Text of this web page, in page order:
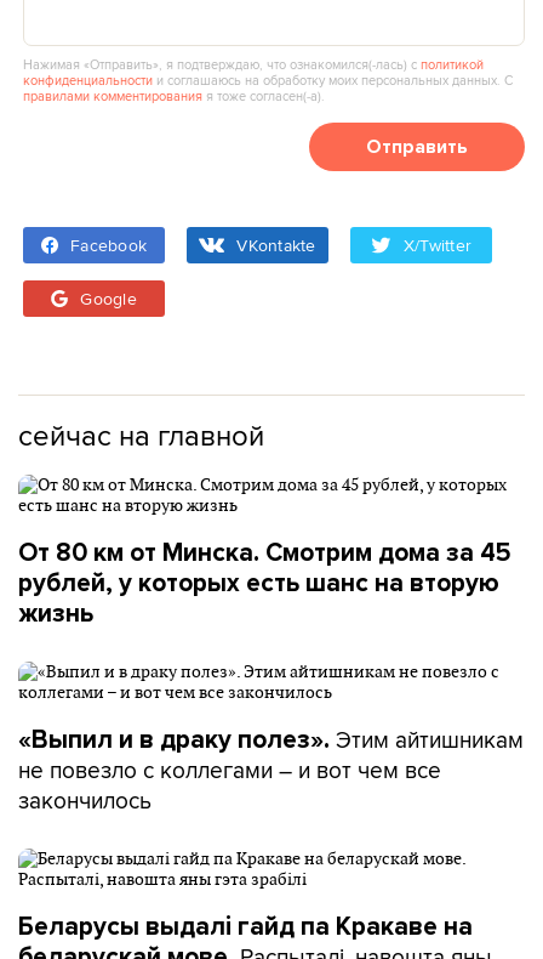
Нажимая «Отправить», я подтверждаю, что ознакомился(‑лась) сполитикой
конфиденциальности и соглашаюсь на обработку моих персональных данных. С
правилами комментирования я тоже согласен(‑а).
Отправить
Facebook VKontakte X/Twitter
Google
сейчас на главной
От 80 км от Минска. Смотрим дома за 45
рублей, у которых есть шанс на вторую
жизнь
«Выпил и в драку полез». Этим айтишникам
не повезло с коллегами – и вот чем все
закончилось
Беларусы выдалі гайд па Кракаве на